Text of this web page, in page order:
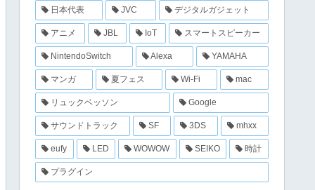
日本代表 JVC デジタルガジェット
アニメ JBL IoT スマートスピーカー
NintendoSwitch Alexa YAMAHA
マンガ 夏フェス Wi-Fi mac
リュックベッソン Google
サウンドトラック SF 3DS mhxx
eufy LED WOWOW SEIKO 時計
プラグイン